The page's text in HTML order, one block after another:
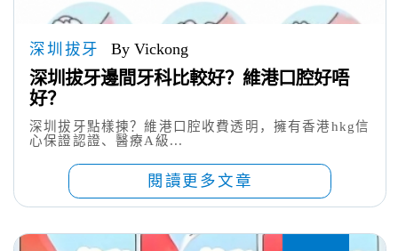
深圳拔牙 By Vickong
深圳拔牙邊間牙科比較好？維港口腔好唔
好？
深圳拔牙點樣揀？維港口腔收費透明，擁有香港hkg信
心保證認證、醫療A級...
閱讀更多文章